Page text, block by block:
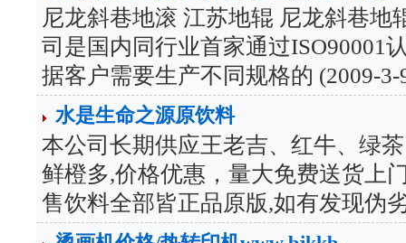
尼龙斜巷地滚 江苏地辊 尼龙斜巷地
司是国内同行业首家通过ISO90001
据客户需要生产不同规格的 (2009-3-
水是生命之源原饮料
本公司长期供应王老吉、红牛、绿
鲜橙多,价格优惠，量大免费送货上
售饮料全部皆正品原版,如有发现伪